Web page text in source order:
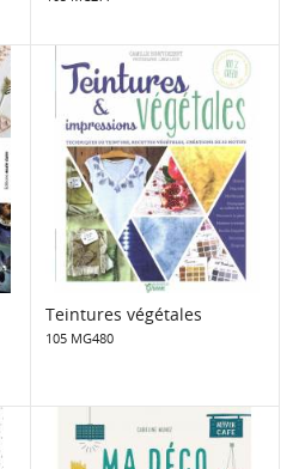
Teintures végétales
105 MG480